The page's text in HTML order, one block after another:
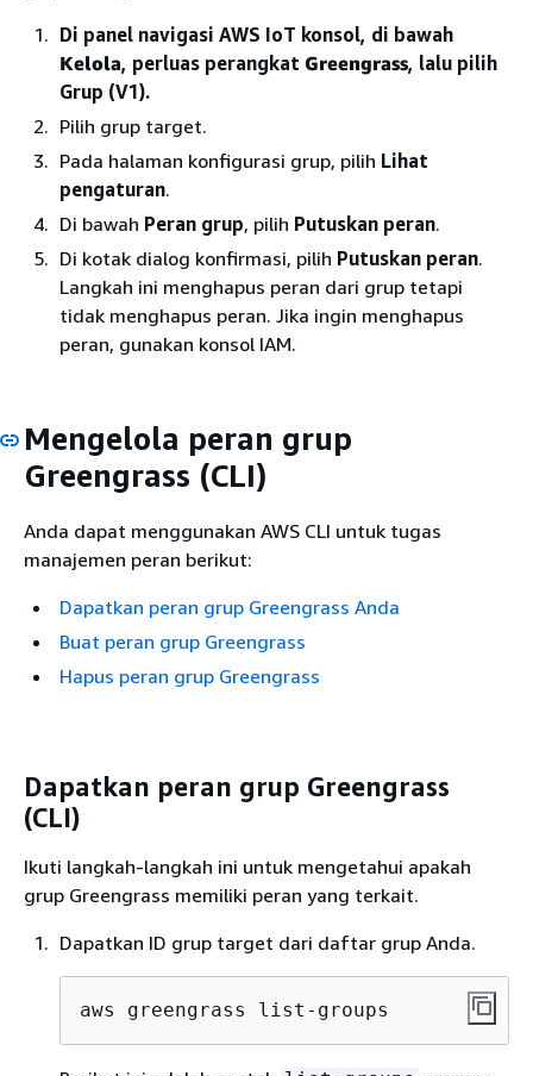
Di panel navigasi AWS IoT konsol, di bawah
Kelola, perluas perangkat Greengrass, lalu pilih
Grup (V1).
Pilih grup target.
Pada halaman konfigurasi grup, pilih Lihat
pengaturan.
Di bawah Peran grup, pilih Putuskan peran.
Di kotak dialog konfirmasi, pilih Putuskan peran.
Langkah ini menghapus peran dari grup tetapi
tidak menghapus peran. Jika ingin menghapus
peran, gunakan konsol IAM.
Mengelola peran grup
Greengrass (CLI)
Anda dapat menggunakan AWS CLI untuk tugas
manajemen peran berikut:
Dapatkan peran grup Greengrass Anda
Buat peran grup Greengrass
Hapus peran grup Greengrass
Dapatkan peran grup Greengrass
(CLI)
Ikuti langkah-langkah ini untuk mengetahui apakah
grup Greengrass memiliki peran yang terkait.
Dapatkan ID grup target dari daftar grup Anda.
aws greengrass list-groups